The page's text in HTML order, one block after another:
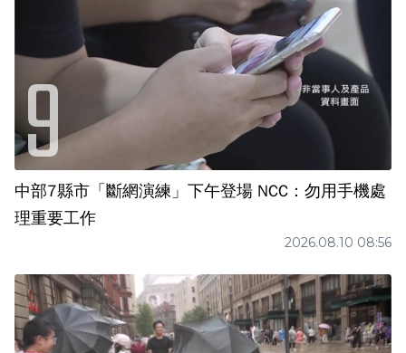
中部7縣市「斷網演練」下午登場 NCC：勿用手機處
理重要工作
2026.08.10 08:56